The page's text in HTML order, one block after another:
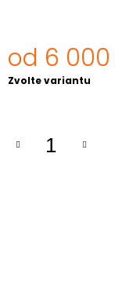
od 6 000
Měrná
Zvolte variantu
M
E
RIKŠI